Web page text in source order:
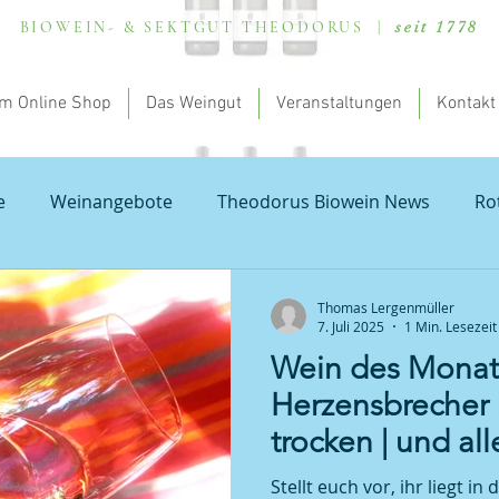
BIOWEIN- & SEKTGUT THEODORUS |seit 1778
Online Shop Das Weingut Veranstaltungen Kontakt
Weinangebote Theodorus Biowein News
- my theodorus
Probierpakete Pfalz
Blanc Wissenschaftliches rund um dem Wein
Wein des
Herzensbrecher
trocken | und
einer
Stellt euch vor, ihr liegt in
Thomas Lergenmüller
7. Juli 2025
1 Min. Lesezeit